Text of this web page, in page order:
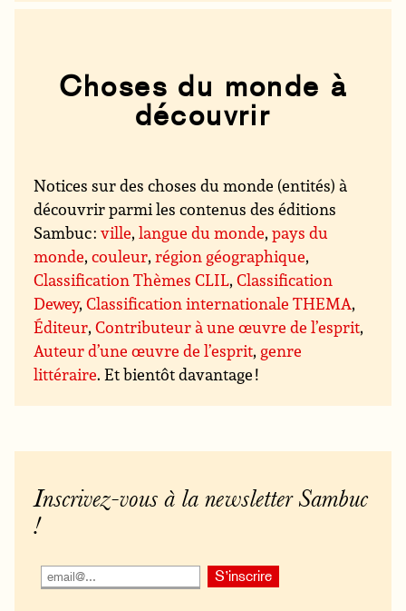
Choses du monde à
découvrir
Notices sur des choses du monde (entités) à
découvrir parmi les contenus des éditions
Sambuc :ville,langue du monde,pays du
monde,couleur,région géographique,
Classification Thèmes CLIL,Classification
Dewey,Classification internationale THEMA,
Éditeur,Contributeur à une œuvre de l’esprit,
Auteur d’une œuvre de l’esprit, genre
littéraire. Et bientôt davantage !
Inscrivez-vous à la newsletter Sambuc
!